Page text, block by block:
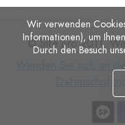
© Site.pro 2011.
Wenden Sie sich an
Wir verwenden
Informationen), um
Durch den Besuch